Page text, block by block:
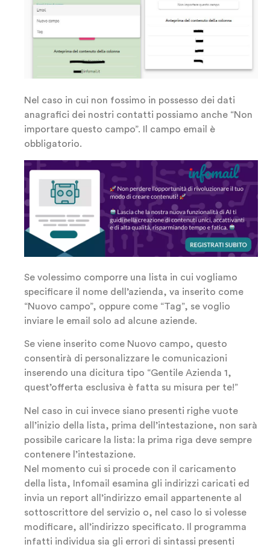
Nel caso in cui non fossimo in possesso dei dati
anagrafici dei nostri contatti possiamo anche “Non
importare questo campo”. Il campo email è
obbligatorio.
Se volessimo comporre una lista in cui vogliamo
specificare il nome dell’azienda, va inserito come
“Nuovo campo”, oppure come “Tag”, se voglio
inviare le email solo ad alcune aziende.
Se viene inserito come Nuovo campo, questo
consentirà di personalizzare le comunicazioni
inserendo una dicitura tipo “Gentile Azienda 1,
quest’offerta esclusiva è fatta su misura per te!”
Nel caso in cui invece siano presenti righe vuote
all’inizio della lista, prima dell’intestazione, non sarà
possibile caricare la lista: la prima riga deve sempre
contenere l’intestazione.
Nel momento cui si procede con il caricamento
della lista, Infomail esamina gli indirizzi caricati ed
invia un report all’indirizzo email appartenente al
sottoscrittore del servizio o, nel caso lo si volesse
modificare, all’indirizzo specificato. Il programma
infatti individua sia gli errori di sintassi presenti